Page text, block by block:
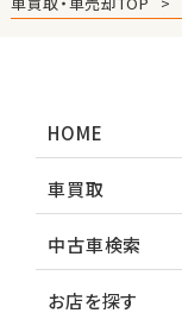
HOME
車買取
中古車検索
お店を探す